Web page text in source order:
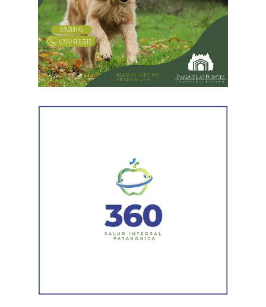
Desde Vialidad Nacional informaron que,durante las
próximas semanas, el operativo de bacheo será
reforzado con dos nuevas cuadrillas de trabajo y dos
camiones bacheadores, lo que permitirá incrementar
el ritmo de ejecución y optimizar las tareas de
mantenimiento en distintos puntos del Alto Valle.
Por otra parte, el organismo avanza con el relevamiento
sectores más deteriorados y mejorar las condiciones de